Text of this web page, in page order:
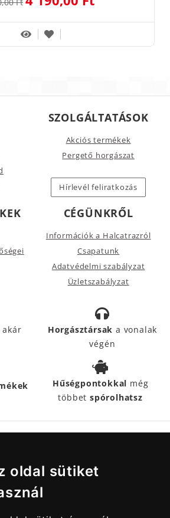
oldal sütiket
SZOLGÁLTATÁSOK
Akciós termékek
Pergető horgászat
Hírlevél feliratkozás
CÉGÜNKRŐL
Információk a Halcatrazról
Csapatunk
Adatvédelmi szabályzat
Üzletszabályzat
akár
Horgásztársak a vonalak
végén
Hűségpontokkal még
többetspórolhatsz
SEGÍTIK